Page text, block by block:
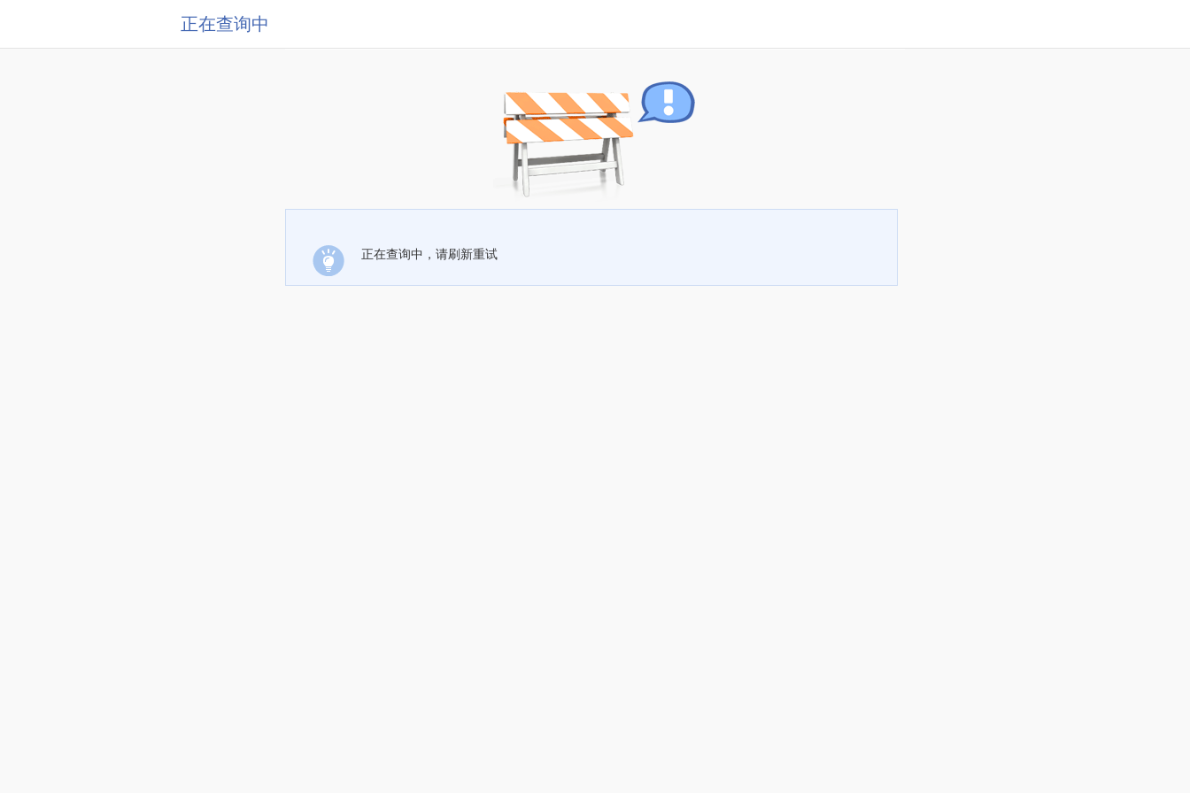
正在查询中
正在查询中，请刷新重试